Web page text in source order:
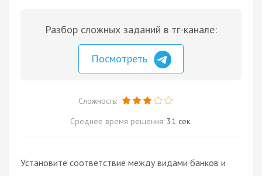
Разбор сложных заданий в тг-канале:
Посмотреть
Сложность:
Среднее время решения: 31 сек.
Установите соответствие между видами банков и